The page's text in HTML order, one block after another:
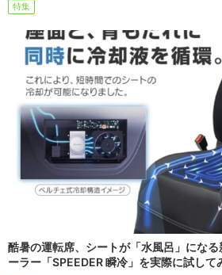
特集
酷暑の運転席、シートが「水風呂」にな
ーラー「SPEEDER 瞬冷」を実際に試して